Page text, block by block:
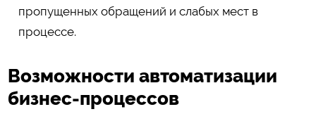
пропущенных обращений и слабых мест в
процессе.
Возможности автоматизации
бизнес-процессов